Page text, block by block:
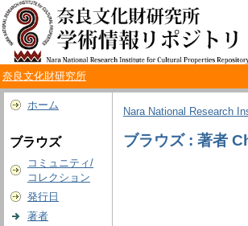
奈良文化財研究所
ホーム
ブラウズ
コミュニティ/
コレクション
発行日
著者
Nara National Research
ブラウズ : 著者